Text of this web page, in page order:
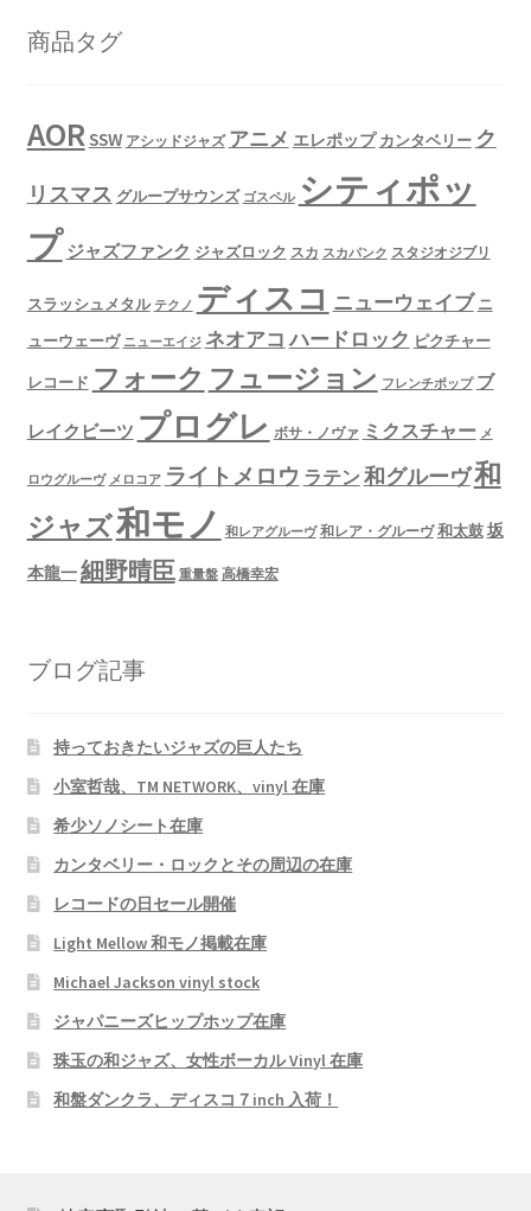
商品タグ
AORSSW アシッドジャズ アニメ エレポップ カンタベリー ク
リスマス グループサウンズ ゴスペル シティポッ
プ ジャズファンク ジャズロック スカ スカパンク スタジオジブリ
スラッシュメタル テクノ ディスコ ニューウェイブ ニ
ューウェーヴ ニューエイジ ネオアコ ハードロック ピクチャー
レコード フォーク フュージョン フレンチポップ ブ
レイクビーツ プログレ ボサ・ノヴァ ミクスチャー メ
ロウグルーヴ メロコア ライトメロウ ラテン 和グルーヴ和
ジャズ和モノ 和レアグルーヴ 和レア・グルーヴ 和太鼓坂
本龍一細野晴臣 重量盤 高橋幸宏
ブログ記事
持っておきたいジャズの巨人たち
小室哲哉、TM NETWORK、vinyl 在庫
希少ソノシート在庫
カンタベリー・ロックとその周辺の在庫
レコードの日セール開催
Light Mellow 和モノ掲載在庫
Michael Jackson vinyl stock
ジャパニーズヒップホップ在庫
珠玉の和ジャズ、女性ボーカル Vinyl 在庫
和盤ダンクラ、ディスコ７inch 入荷！